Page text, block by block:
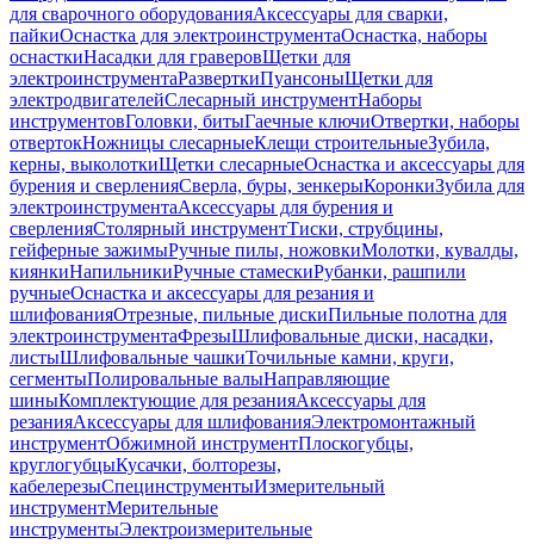
для сварочного оборудованияАксессуары для сварки,
пайкиОснастка для электроинструментаОснастка, наборы
оснасткиНасадки для граверовЩетки для
электроинструментаРазверткиПуансоныЩетки для
электродвигателейСлесарный инструментНаборы
инструментовГоловки, битыГаечные ключиОтвертки, наборы
отвертокНожницы слесарныеКлещи строительныеЗубила,
керны, выколоткиЩетки слесарныеОснастка и аксессуары для
бурения и сверленияСверла, буры, зенкерыКоронкиЗубила для
электроинструментаАксессуары для бурения и
сверленияСтолярный инструментТиски, струбцины,
гейферные зажимыРучные пилы, ножовкиМолотки, кувалды,
киянкиНапильникиРучные стамескиРубанки, рашпили
ручныеОснастка и аксессуары для резания и
шлифованияОтрезные, пильные дискиПильные полотна для
электроинструментаФрезыШлифовальные диски, насадки,
листыШлифовальные чашкиТочильные камни, круги,
сегментыПолировальные валыНаправляющие
шиныКомплектующие для резанияАксессуары для
резанияАксессуары для шлифованияЭлектромонтажный
инструментОбжимной инструментПлоскогубцы,
круглогубцыКусачки, болторезы,
кабелерезыСпецинструментыИзмерительный
инструментМерительные
инструментыЭлектроизмерительные